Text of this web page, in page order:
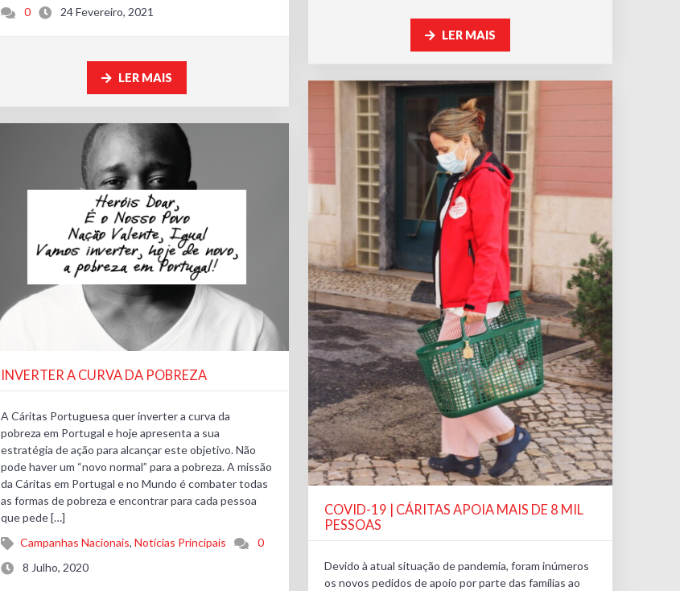
0
24 Fevereiro, 2021
LER MAIS
LER MAIS
COVID-19 | CÁRITAS APOIA MAIS DE 8 MIL
PESSOAS
Devido à atual situação de pandemia, foram inúmeros
os novos pedidos de apoio por parte das famílias ao
INVERTER A CURVA DA POBREZA
A Cáritas Portuguesa quer inverter a curva da
pobreza em Portugal e hoje apresenta a sua
estratégia de ação para alcançar este objetivo. Não
pode haver um “novo normal” para a pobreza. A missão
da Cáritas em Portugal e no Mundo é combater todas
as formas de pobreza e encontrar para cada pessoa
que pede […]
Campanhas Nacionais,Notícias Principais
0
8 Julho, 2020